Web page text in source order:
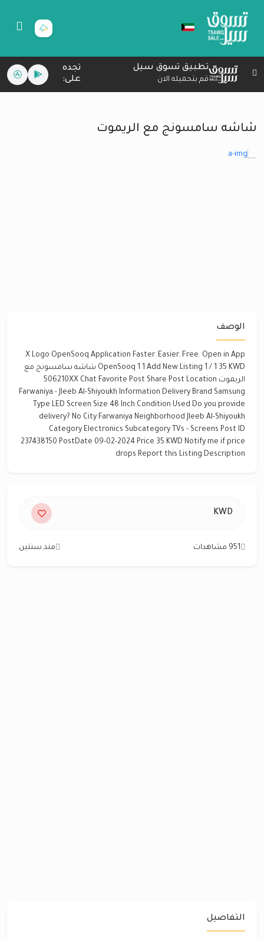
تطبيق تسوق سيل
قم بتحميله الان
تجده
على:
شاشه سامسونج مع الريموت
الوصف
X Logo OpenSooq Application Faster. Easier. Free. Open in App
OpenSooq 1 1 Add New Listing 1 / 1 35 KWD شاشه سامسونج مع
الريموت 506210XX Chat Favorite Post Share Post Location
Farwaniya - Jleeb Al-Shiyoukh Information Delivery Brand Samsung
Type LED Screen Size 48 Inch Condition Used Do you provide
delivery? No City Farwaniya Neighborhood Jleeb Al-Shiyoukh
Category Electronics Subcategory TVs - Screens Post ID
237438150 PostDate 09-02-2024 Price 35 KWD Notify me if price
drops Report this Listing Description
KWD
951 مشاهدات منذ سنتين
التفاصيل